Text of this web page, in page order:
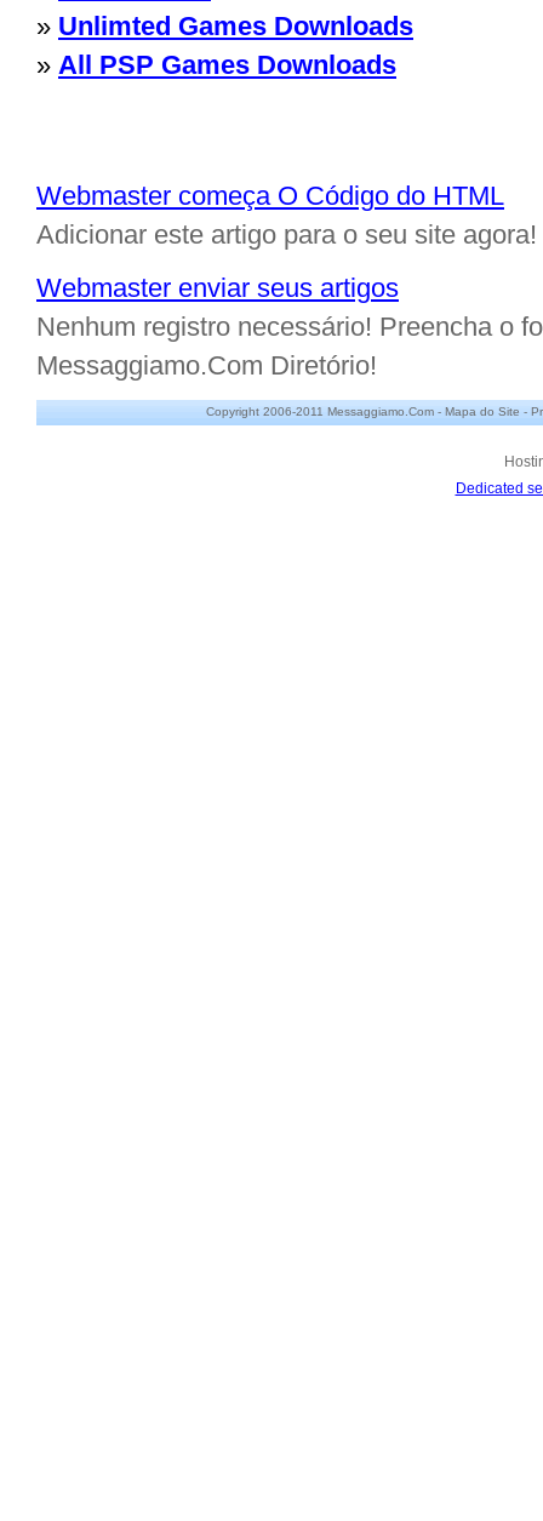
» Unlimted Games Downloads
» All PSP Games Downloads
Webmaster começa O Código do HTML
Adicionar este artigo para o seu site agora!
Webmaster enviar seus artigos
Nenhum registro necessário! Preencha o
Messaggiamo.Com Diretório!
Copyright 2006-2011 Messaggiamo.Com - Mapa do Site -
Dedicated